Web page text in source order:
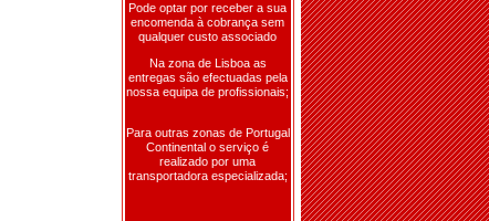
Pode optar por receber a sua
encomenda à cobrança sem
qualquer custo associado
Na zona de Lisboa as
entregas são efectuadas pela
nossa equipa de profissionais;
Para outras zonas de Portugal
Continental o serviço é
realizado por uma
transportadora especializada;